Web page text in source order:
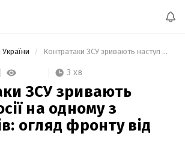
Контратаки ЗСУ зривають наступ Росії на одному з напрямків: огляд фронту від ISW
3 хв
ЗСУ зривають
на одному з
огляд фронту від